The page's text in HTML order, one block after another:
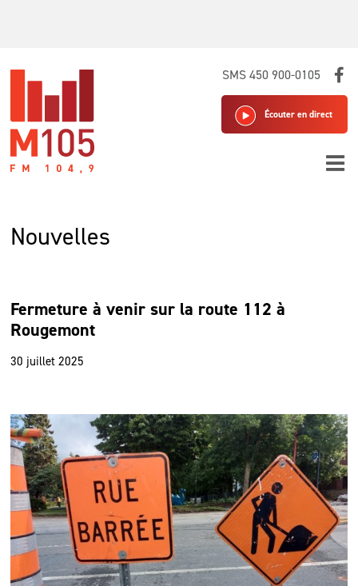
SMS 450 900-0105
Écouter en direct
Nouvelles
Fermeture à venir sur la route 112 à
Rougemont
30 juillet 2025